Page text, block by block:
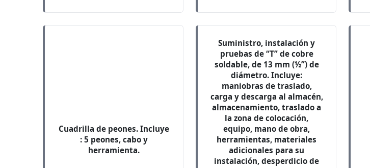
Cuadrilla de peones. Incluye
: 5 peones, cabo y
herramienta.
Suministro, instalación y
pruebas de “T” de cobre
soldable, de 13 mm (½”) de
diámetro. Incluye:
maniobras de traslado,
carga y descarga al almacén,
almacenamiento, traslado a
la zona de colocación,
equipo, mano de obra,
herramientas, materiales
adicionales para su
instalación, desperdicio de